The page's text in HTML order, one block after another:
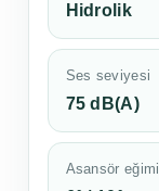
Hidrolik
Ses seviyesi
75 dB(A)
Asansör eğimi